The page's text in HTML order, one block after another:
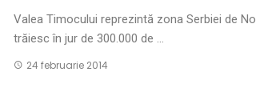
Valea Timocului reprezintă zona Serbiei de
trăiesc în jur de 300.000 de ...
24 februarie 2014